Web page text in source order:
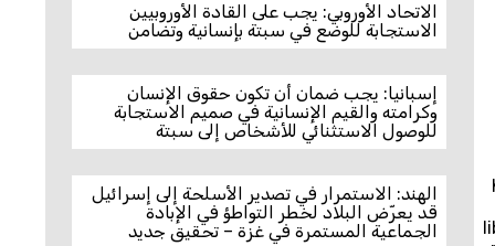
الاتحاد الأوروبي: يجب على القادة الأوروبيين
الاستجابة للوضع في سبتة بإنسانية وتضامن
إسبانيا: يجب ضمان أن تكون حقوق الإنسان
وكرامته والقيم الإنسانية في صميم الاستجابة
للوصول الاستثنائي للأشخاص إلى سبتة
الهند: الاستمرار في تصدير الأسلحة إلى إسرائيل
قد يعرّض البلاد لخطر التواطؤ في الإبادة
الجماعية المستمرة في غزة – تحقيق جديد